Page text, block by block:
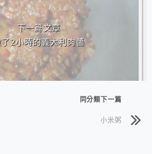
下一篇文章
了2小時的義大利肉醬
同分類下一篇
小米粥